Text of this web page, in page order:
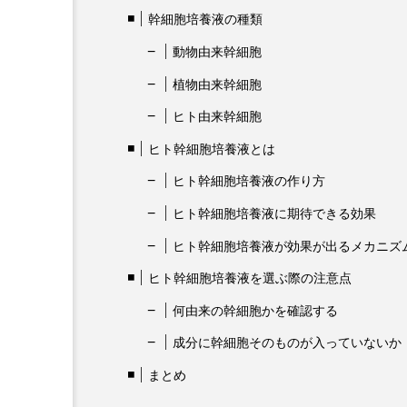
幹細胞培養液の種類
動物由来幹細胞
植物由来幹細胞
ヒト由来幹細胞
ヒト幹細胞培養液とは
ヒト幹細胞培養液の作り方
ヒト幹細胞培養液に期待できる効果
ヒト幹細胞培養液が効果が出るメカニズ
ヒト幹細胞培養液を選ぶ際の注意点
何由来の幹細胞かを確認する
成分に幹細胞そのものが入っていないか
まとめ